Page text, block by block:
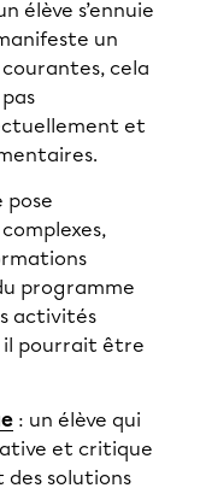
élève s’ennuie
un
cela
et
pose
programme
activités
il pourrait être
: un élève qui
et critique
des solutions